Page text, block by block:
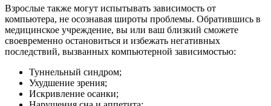
Взрослые также могут испытывать зависимость от
компьютера, не осознавая широты проблемы. Обратившись в
медицинское учреждение, вы или ваш близкий сможете
своевременно остановиться и избежать негативных
последствий, вызванных компьютерной зависимостью:
Туннельный синдром;
Ухудшение зрения;
Искривление осанки;